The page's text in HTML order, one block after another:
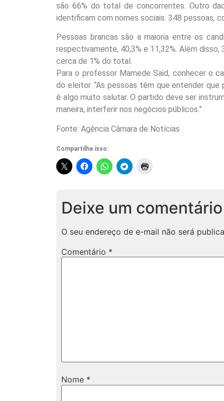
são 66% do total de concorrentes. Outro
identificam com nomes sociais. 348 pessoas,
Pessoas brancas são a maioria entre os
respectivamente, 40,3% e 11,32%. Além
cerca de 1% do total.
Para o professor Mamede Said, conhecer o
do eleitor. “As pessoas têm que entender
é algo muito salutar. O partido deve ser
maneira, interferir nos negócios públicos.”
Fonte: Agência Câmara de Notícias
Compartilhe isso:
Deixe um comentário
O seu endereço de e-mail não será
Comentário *
Nome *